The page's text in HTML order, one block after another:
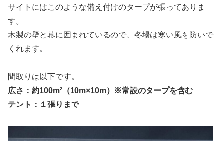
サイトにはこのような備え付けのタープが張ってありま
す。
木製の壁と幕に囲まれているので、冬場は寒い風を防いで
くれます。
間取りは以下です。
広さ：約100m²（10m×10m）※常設のタープを含む
テント：１張りまで